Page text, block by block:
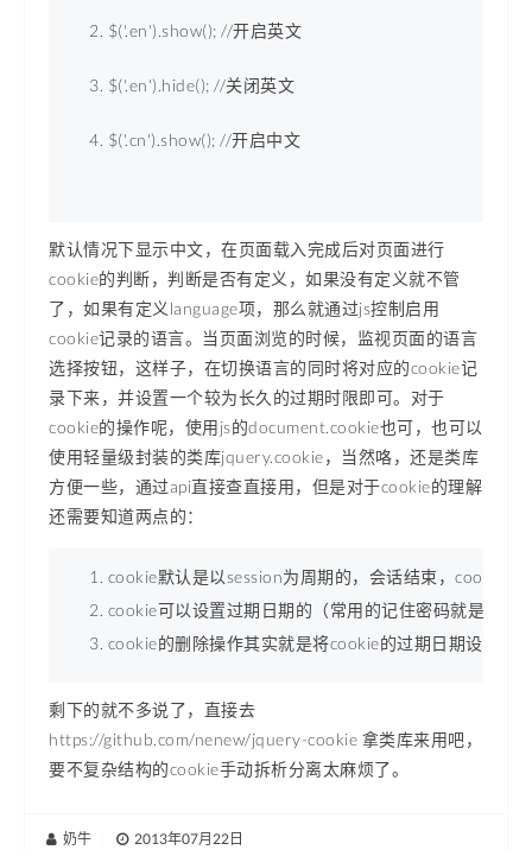
$('.en').show(); //开启英文
$('.en').hide(); //关闭英文
$('.cn').show(); //开启中文
默认情况下显示中文，在页面载入完成后对页面进行
cookie的判断，判断是否有定义，如果没有定义就不管
了，如果有定义language项，那么就通过js控制启用
cookie记录的语言。当页面浏览的时候，监视页面的语言
选择按钮，这样子，在切换语言的同时将对应的cookie记
录下来，并设置一个较为长久的过期时限即可。对于
cookie的操作呢，使用js的document.cookie也可，也可以
使用轻量级封装的类库jquery.cookie，当然咯，还是类库
方便一些，通过api直接查直接用，但是对于cookie的理解
还需要知道两点的：
cookie默认是以session为周期的，会话结束，cookie亦
cookie可以设置过期日期的（常用的记住密码就是用这
cookie的删除操作其实就是将cookie的过期日期设置在
剩下的就不多说了，直接去
https://github.com/nenew/jquery-cookie 拿类库来用吧，
要不复杂结构的cookie手动拆析分离太麻烦了。
奶牛 2013年07月22日